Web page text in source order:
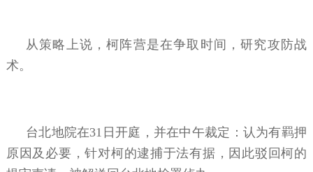
从策略上说，柯阵营是在争取时间，研究攻防战
术。
台北地院在31日开庭，并在中午裁定：认为有羁押
原因及必要，针对柯的逮捕于法有据，因此驳回柯的